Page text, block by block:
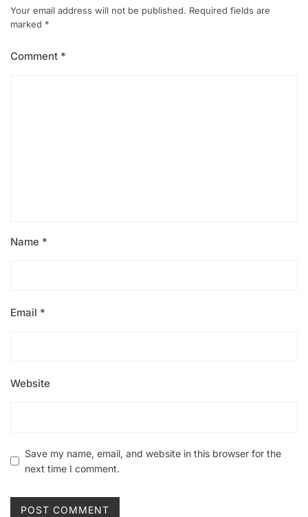
Your email address will not be published. Required fields are
marked *
Comment *
Name *
Email *
Website
Save my name, email, and website in this browser for the
next time I comment.